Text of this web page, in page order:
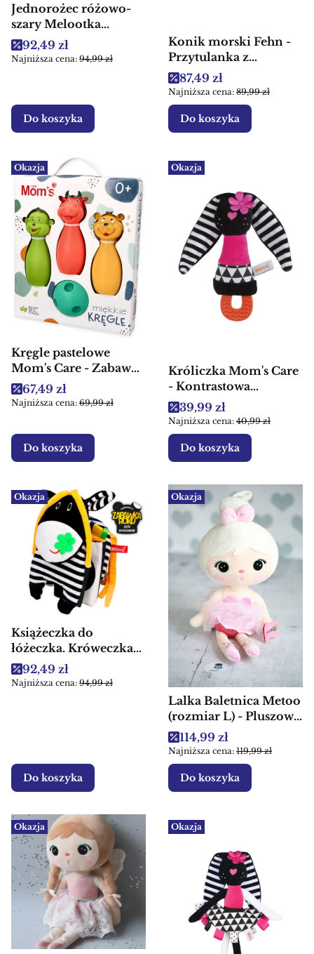
Jednorożec różowo-
szary Melootka
(rozmiar L) - Pluszowa
przytulanka dla dzieci
Cena promocyjna
92,49 zł
Najniższa cena: 94,99 zł
Do koszyka
Konik morski Fehn -
Przytulanka z
pieluszką
Cena promocyjna
87,49 zł
Najniższa cena: 89,99 zł
Do koszyka
Okazja
Kręgle pastelowe
Mom's Care - Zabawka
sensoryczna dla dzieci
Cena promocyjna
67,49 zł
Najniższa cena: 69,99 zł
Do koszyka
Okazja
Króliczka Mom's Care
- Kontrastowa
przytulanka z
gryzakiem dla dzieci
Cena promocyjna
39,99 zł
Najniższa cena: 40,99 zł
Do koszyka
Okazja
Książeczka do
łóżeczka. Króweczka
Mom's Care - Zabawka
sensoryczna dla dzieci
Cena promocyjna
92,49 zł
Najniższa cena: 94,99 zł
Do koszyka
Okazja
Lalka Baletnica Metoo
(rozmiar L) - Pluszowa
przytulanka dla dzieci
Cena promocyjna
114,99 zł
Najniższa cena: 119,99 zł
Do koszyka
Okazja Okazja